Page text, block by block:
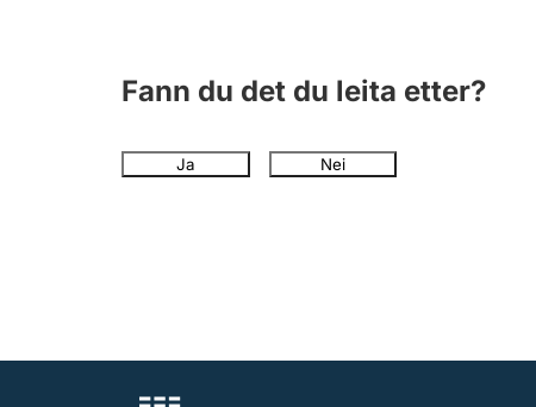
Fann du det du leita etter?
Ja Nei